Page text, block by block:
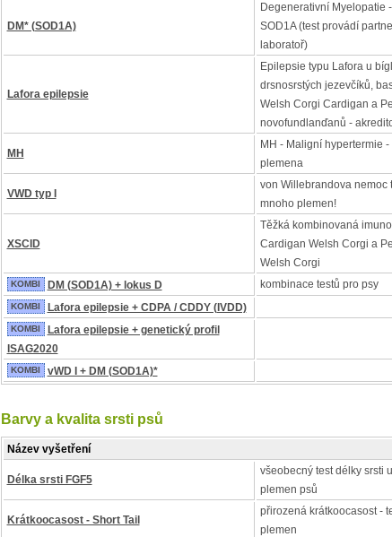
DM* (SOD1A)
Degenerativní Myelopatie
SOD1A (test provádí
laboratoř)
Lafora epilepsie
Epilepsie typu Lafora u
drsnosrstých jezevčíků,
Welsh Corgi Cardigan a
novofundlanďanů -
MH
MH - Maligní hypertermie
plemena
VWD typ I
von Willebrandova nemoc
mnoho plemen!
XSCID
Těžká kombinovaná
Cardigan Welsh Corgi a
Welsh Corgi
KOMBI DM (SOD1A) + lokus D kombinace testů pro psy
KOMBI Lafora epilepsie + CDPA / CDDY (IVDD)
KOMBI
Lafora epilepsie + genetický profil
ISAG2020
KOMBI vWD I + DM (SOD1A)*
Barvy a kvalita srsti psů
Název vyšetření
Délka srsti FGF5
všeobecný test délky srsti
plemen psů
Krátkoocasost - Short Tail
přirozená krátkoocasost -
plemen